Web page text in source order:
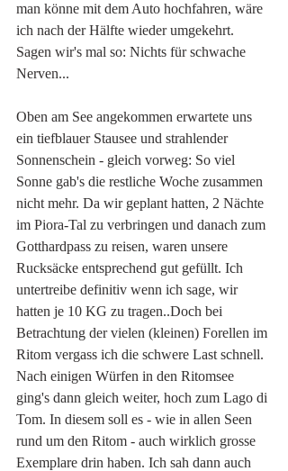
man könne mit dem Auto hochfahren, wäre
ich nach der Hälfte wieder umgekehrt.
Sagen wir's mal so: Nichts für schwache
Nerven...
Oben am See angekommen erwartete uns
ein tiefblauer Stausee und strahlender
Sonnenschein - gleich vorweg: So viel
Sonne gab's die restliche Woche zusammen
nicht mehr. Da wir geplant hatten, 2 Nächte
im Piora-Tal zu verbringen und danach zum
Gotthardpass zu reisen, waren unsere
Rucksäcke entsprechend gut gefüllt. Ich
untertreibe definitiv wenn ich sage, wir
hatten je 10 KG zu tragen..Doch bei
Betrachtung der vielen (kleinen) Forellen im
Ritom vergass ich die schwere Last schnell.
Nach einigen Würfen in den Ritomsee
ging's dann gleich weiter, hoch zum Lago di
Tom. In diesem soll es - wie in allen Seen
rund um den Ritom - auch wirklich grosse
Exemplare drin haben. Ich sah dann auch